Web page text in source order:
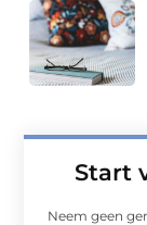
Start
Neem geen